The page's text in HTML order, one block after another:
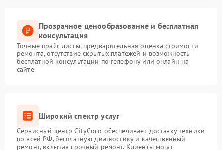
Прозрачное ценообразование и бесплатная
консультация
Точные прайс-листы, предварительная оценка стоимости
ремонта, отсутствие скрытых платежей и возможность
бесплатной консультации по телефону или онлайн на
сайте
Широкий спектр услуг
Сервисный центр CityCoco обеспечивает доставку техники
по всей РФ, бесплатную диагностику и качественный
ремонт, включая срочный ремонт. Клиенты могут